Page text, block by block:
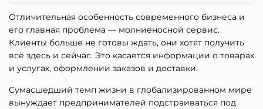
Отличительная особенность современного бизнеса и
его главная проблема — молниеносной сервис.
Клиенты больше не готовы ждать, они хотят получить
всё здесь и сейчас. Это касается информации о товарах
и услугах, оформлении заказов и доставки.
Сумасшедший темп жизни в глобализированном мире
вынуждает предпринимателей подстраиваться под